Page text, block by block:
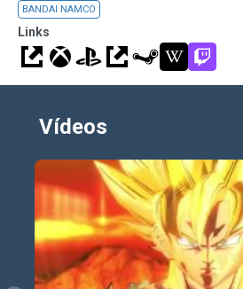
BANDAI NAMCO
Links
Vídeos